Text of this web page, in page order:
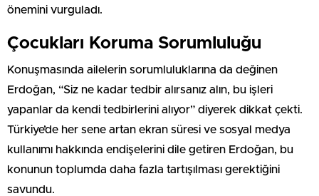
önemini vurguladı.
Çocukları Koruma Sorumluluğu
Konuşmasında ailelerin sorumluluklarına da değinen
Erdoğan, “Siz ne kadar tedbir alırsanız alın, bu işleri
yapanlar da kendi tedbirlerini alıyor” diyerek dikkat çekti.
Türkiye’de her sene artan ekran süresi ve sosyal medya
kullanımı hakkında endişelerini dile getiren Erdoğan, bu
konunun toplumda daha fazla tartışılması gerektiğini
savundu.